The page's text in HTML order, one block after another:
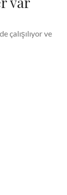
çalışılıyor ve